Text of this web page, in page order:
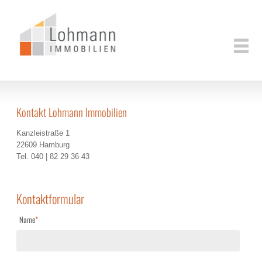
Kontakt Lohmann Immobilien
Kanzleistraße 1
22609 Hamburg
Tel. 040 | 82 29 36 43
Kontaktformular
Pflichtfeld
Name*